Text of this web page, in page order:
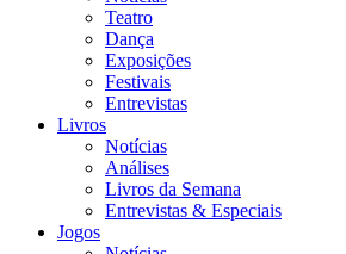
Teatro
Dança
Exposições
Festivais
Entrevistas
Livros
Notícias
Análises
Livros da Semana
Entrevistas & Especiais
Jogos